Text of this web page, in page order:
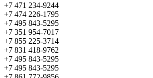
+7 471 234-9244
+7 474 226-1795
+7 495 843-5295
+7 351 954-7017
+7 855 225-3714
+7 831 418-9762
+7 495 843-5295
+7 495 843-5295